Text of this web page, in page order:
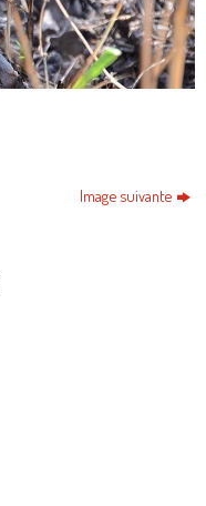
Image suivante